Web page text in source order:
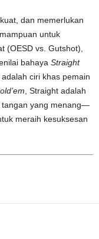
dan memerlukan
untuk
(OESD vs. Gutshot),
bahaya Straight
ciri khas pemain
, Straight adalah
tangan yang menang—
meraih kesuksesan